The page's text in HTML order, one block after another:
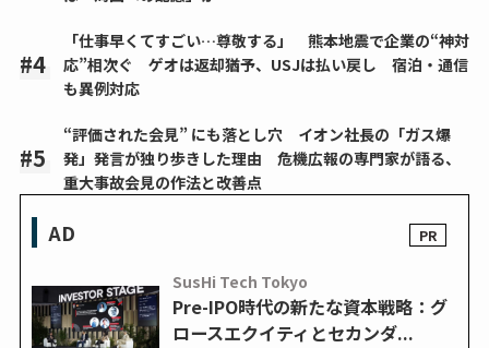
「仕事早くてすごい…尊敬する」 熊本地震で企業の“神対
応”相次ぐ ゲオは返却猶予、USJは払い戻し 宿泊・通信
も異例対応
“評価された会見” にも落とし穴 イオン社長の「ガス爆
発」発言が独り歩きした理由 危機広報の専門家が語る、
重大事故会見の作法と改善点
AD
SusHi Tech Tokyo
Pre-IPO時代の新たな資本戦略：グ
ロースエクイティとセカンダ...